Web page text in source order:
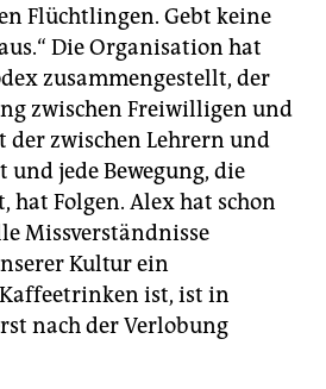
Flüchtlingen. Gebt keine
Die Organisation hat
zusammengestellt, der
zwischen Freiwilligen und
zwischen Lehrern und
und jede Bewegung, die
hat Folgen. Alex hat schon
Missverständnisse
Kultur ein
ist, ist in
nach der Verlobung